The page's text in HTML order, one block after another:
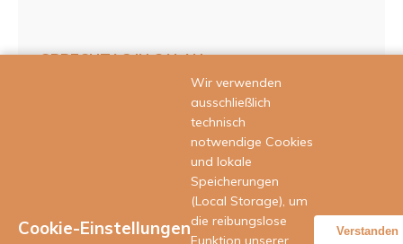
SPRECHTAG IN CALAU
in 03205 Calau, Cottbuser Straße 17
Termine für den Sprechtag vereinbaren Sie bitte unter der o. g.
Telefonnummer oder benutzen Sie das Kontaktformular
Cookie-Einstellungen
Wir verwenden
ausschließlich
technisch
notwendige Cookies
und lokale
Speicherungen
(Local Storage), um
die reibungslose
Funktion unserer
Verstanden